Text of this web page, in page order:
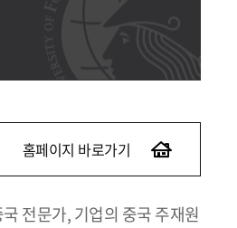
홈페이지 바로가기
전문가, 기업의 중국 주재원